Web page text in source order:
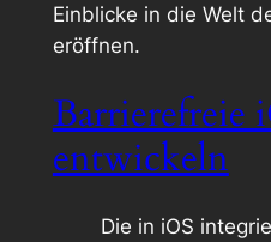
Einblicke in die Welt
eröffnen.
Barrierefreie
entwickeln
Die in iOS